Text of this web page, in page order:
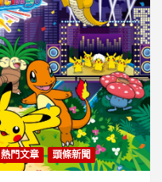
熱門文章 頭條新聞